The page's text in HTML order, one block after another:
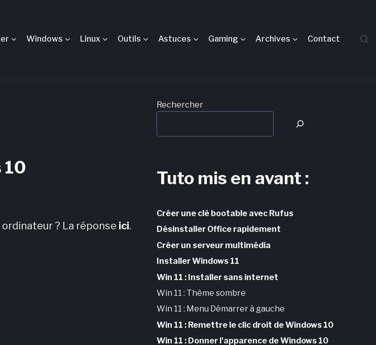
Windows Linux Outils Astuces Gaming Archives Contact
10
? La réponse ici.
Rechercher
Tuto mis en avant :
Créer une clé bootable avec Rufus
Désinstaller Office rapidement
Créer un serveur multimédia
Installer Windows 11
Win 11 : Installer sans internet
Win 11 : Thème sombre
Win 11 : Menu Démarrer à gauche
Win 11 : Remettre le clic droit de Windows 10
Win 11 : Donner l'apparence de Windows 10